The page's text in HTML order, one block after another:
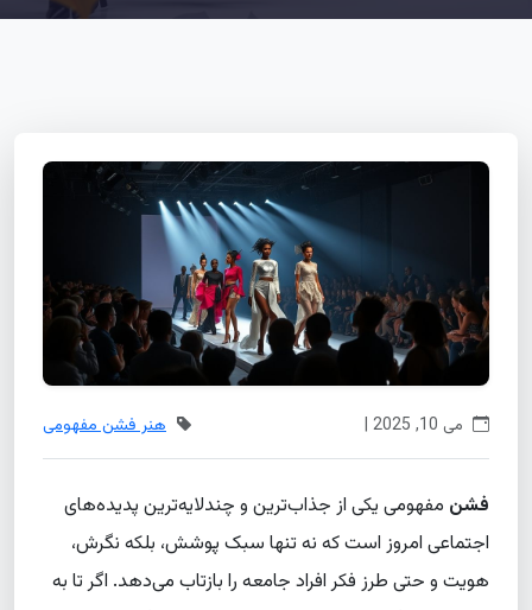
می 10, 2025 | هنر فشن مفهومی
فشنمفهومی یکی از جذاب‌ترین و چندلایه‌ترین پدیده‌های
اجتماعی امروز است که نه تنها سبک پوشش، بلکه نگرش،
هویت و حتی طرز فکر افراد جامعه را بازتاب می‌دهد. اگر تا به